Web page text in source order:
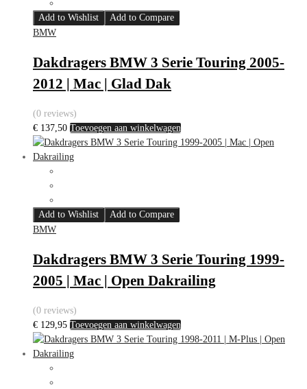
Add to Wishlist
Add to Compare
BMW
Dakdragers BMW 3 Serie Touring 2005-
2012 | Mac | Glad Dak
(0 reviews)
€ 137,50 Toevoegen aan winkelwagen
Add to Wishlist
Add to Compare
BMW
Dakdragers BMW 3 Serie Touring 1999-
2005 | Mac | Open Dakrailing
(0 reviews)
€ 129,95 Toevoegen aan winkelwagen